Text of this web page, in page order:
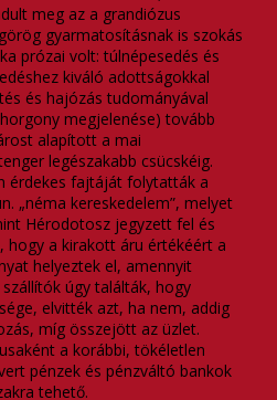
meg az a grandiózus
gyarmatosításnak is szokás
prózai volt: túlnépesedés és
kiváló adottságokkal
és hajózás tudományával
megjelenése) tovább
alapított a mai
legészakabb csücskéig.
érdekes fajtáját folytatták a
„néma kereskedelem”, melyet
Hérodotosz jegyzett fel és
hogy a kirakott áru értékéért a
helyeztek el, amennyit
úgy találták, hogy
elvitték azt, ha nem, addig
míg összejött az üzlet.
a korábbi, tökéletlen
pénzek és pénzváltó bankok
tehető.